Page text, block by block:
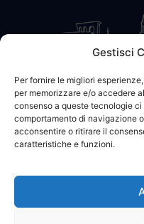
Gestisci
Per fornire le migliori
per memorizzare e/o accedere
consenso a queste tecnologie
comportamento di navigazione
acconsentire o ritirare il
caratteristiche e funzioni.
CONTATTACI
© 2002 - 2026